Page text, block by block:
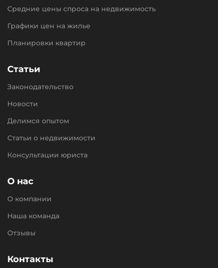
Средние цены спроса на недвижимость
Графики цен на жилье
Планировки квартир
Статьи
Законодательство
Новости
Делимся опытом
Статьи о недвижимости
Консультации юриста
О нас
О компании
Наша команда
Отзывы
Контакты